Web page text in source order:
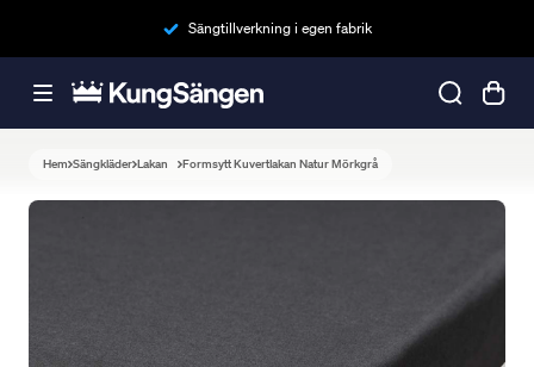
Sängtillverkning i egen fabrik
Hem Sängkläder Lakan Formsytt Kuvertlakan Natur Mörkgrå